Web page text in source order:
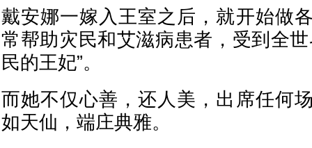
戴安娜一嫁入王室之后，就开始做
常帮助灾民和艾滋病患者，受到全
民的王妃”。
而她不仅心善，还人美，出席任何
如天仙，端庄典雅。